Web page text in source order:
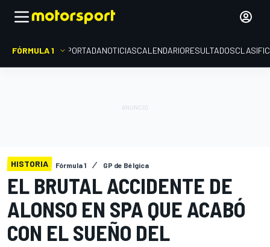
FÓRMULA 1 PORTADANOTICIASCALENDARIORESULTADOS
HISTORIA Fórmula 1 GP de Bélgica
EL BRUTAL ACCIDENTE DE
ALONSO EN SPA QUE ACABÓ
CON EL SUEÑO DEL